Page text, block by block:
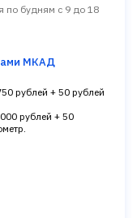
по будням с 9 до 18
МКАД
рублей + 50 рублей
рублей + 50